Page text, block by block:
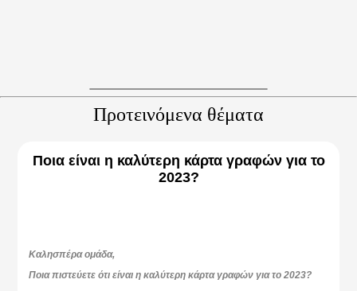
Προτεινόμενα θέματα
Ποια είναι η καλύτερη κάρτα γραφών για το
2023?
Καλησπέρα ομάδα,
Ποια πιστεύετε ότι είναι η καλύτερη κάρτα γραφών για το 2023?